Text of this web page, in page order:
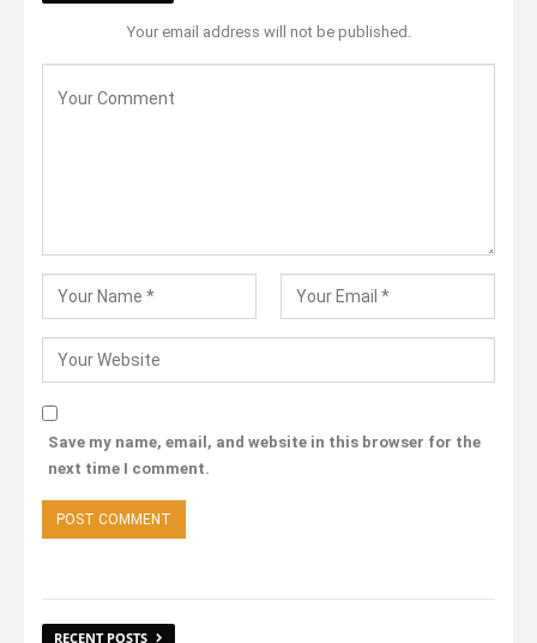
Your email address will not be published.
Save my name, email, and website in this browser for the
next time I comment.
RECENT POSTS